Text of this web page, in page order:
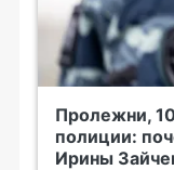
Пролежни,
полиции:
Ирины